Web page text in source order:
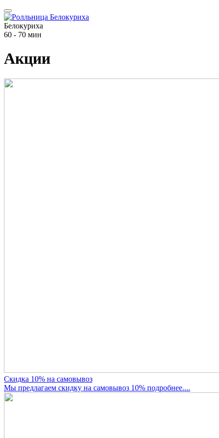
Белокуриха
60 - 70 мин
Акции
Скидка 10% на самовывоз
Мы предлагаем скидку на самовывоз 10% подробнее....